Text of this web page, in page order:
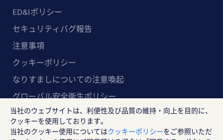
ED&Iポリシー
セキュリティバグ報告
注意事項
クッキーポリシー
なりすましについての注意喚起
グローバル安全衛生ポリシー
マルチステークホルダー方針
ランスタッド株式会社
当社のウェブサイトは、利便性及び品質の維持・向上を目的に、
クッキーを使用しております。
当社のクッキー使用についてはクッキーポリシーをご参照いただ